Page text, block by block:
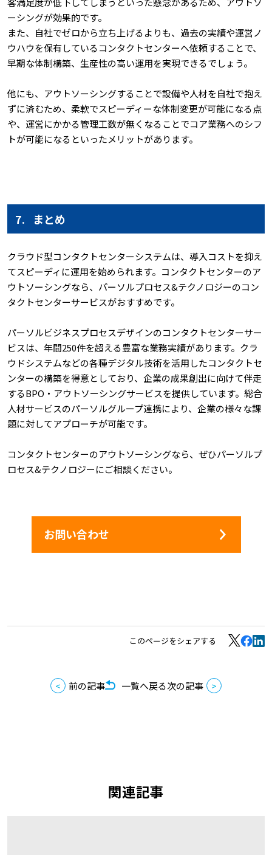
ーシングが効果的です。
また、自社でゼロから立ち上げるよりも、過去の実績や運営ノ
ウハウを保有しているコンタクトセンターへ依頼することで、
早期な体制構築、生産性の高い運用を実現できるでしょう。
他にも、アウトソーシングすることで設備や人材を自社で抱え
ずに済むため、柔軟でスピーディーな体制変更が可能になる点
や、運営にかかる管理工数が無くなることでコア業務へのシフ
トが可能になるといったメリットがあります。
7. まとめ
クラウド型コンタクトセンターシステムは、導入コストを抑え
てスピーディに運用を始められます。コンタクトセンターのア
ウトソーシングなら、パーソルプロセス&テクノロジーのコン
タクトセンターサービスがおすすめです。
パーソルビジネスプロセスデザインのコンタクトセンターサー
ビスは、年間250件を超える豊富な業務実績があります。クラ
ウドシステムなどの各種デジタル技術を活用したコンタクトセ
ンターの構築を得意としており、企業の成果創出に向けて伴走
するBPO・アウトソーシングサービスを提供しています。総合
人材サービスのパーソルグループ連携により、企業の様々な課
題に対してアプローチが可能です。
コンタクトセンターのアウトソーシングなら、ぜひパーソルプ
ロセス&テクノロジーにご相談ください。
お問い合わせ
このページをシェアする
前の記事 一覧へ戻る次の記事
関連記事